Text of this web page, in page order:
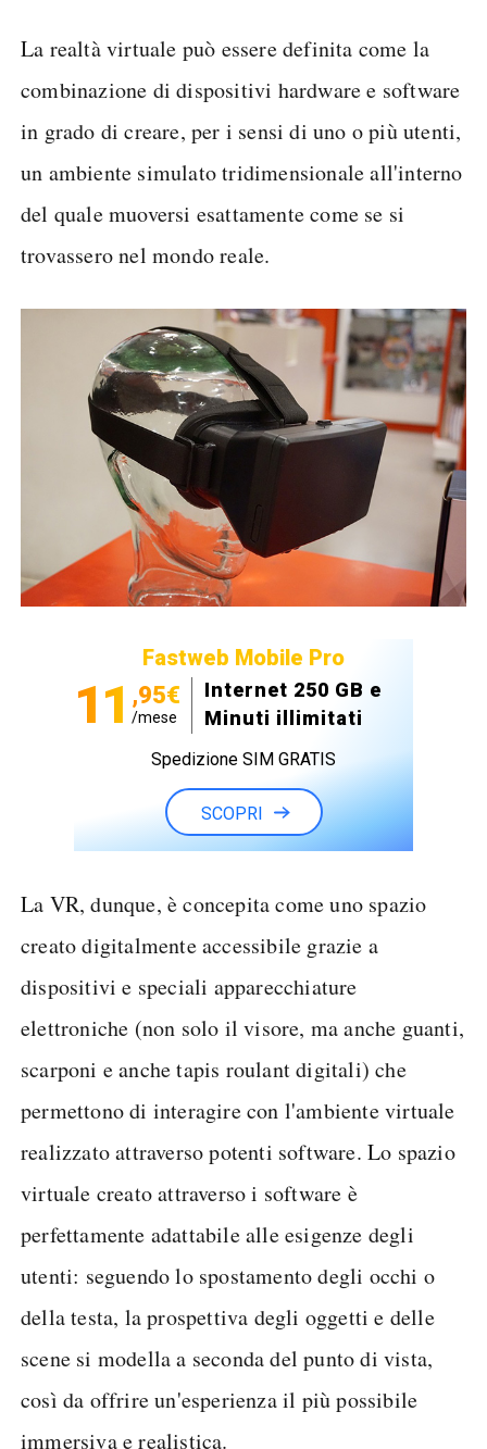
La realtà virtuale può essere definita come la
combinazione di dispositivi hardware e software
in grado di creare, per i sensi di uno o più utenti,
un ambiente simulato tridimensionale all'interno
del quale muoversi esattamente come se si
trovassero nel mondo reale.
Fastweb Mobile Pro
11 ,95€
/mese
Internet 250 GB e
Minuti illimitati
Spedizione SIM GRATIS
SCOPRI
La VR, dunque, è concepita come uno spazio
creato digitalmente accessibile grazie a
dispositivi e speciali apparecchiature
elettroniche (non solo il visore, ma anche guanti,
scarponi e anche tapis roulant digitali) che
permettono di interagire con l'ambiente virtuale
realizzato attraverso potenti software. Lo spazio
virtuale creato attraverso i software è
perfettamente adattabile alle esigenze degli
utenti: seguendo lo spostamento degli occhi o
della testa, la prospettiva degli oggetti e delle
scene si modella a seconda del punto di vista,
così da offrire un'esperienza il più possibile
immersiva e realistica.